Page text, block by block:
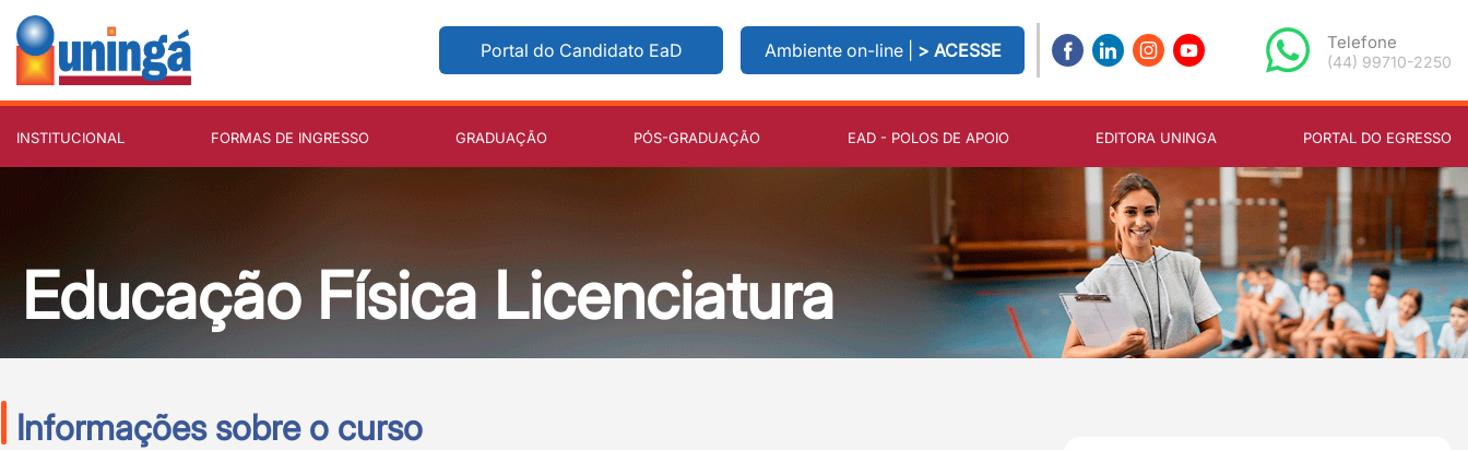
Portal do Candidato EaD Ambiente on-line | > ACESSE Telefone
(44) 99710-2250
INSTITUCIONAL FORMAS DE INGRESSO GRADUAÇÃO PÓS-GRADUAÇÃO EAD - POLOS DE APOIO EDITORA UNINGA PORTAL DO EGRESSO
Educação Física Licenciatura
Informações sobre o curso